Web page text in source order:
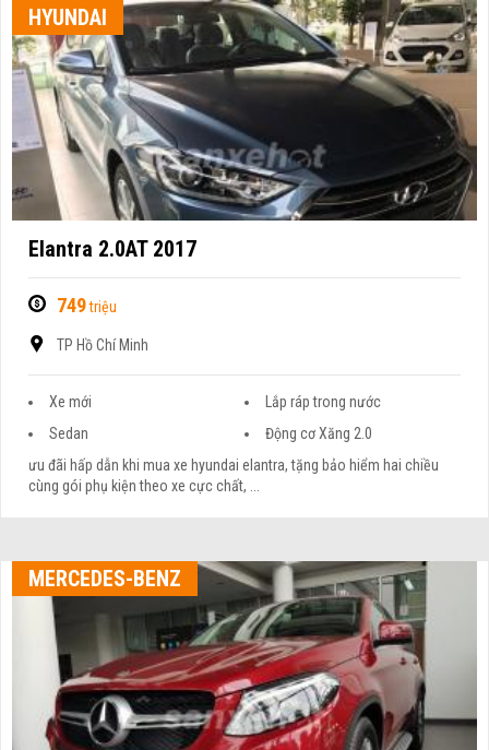
HYUNDAI
Elantra 2.0AT 2017
749triệu
TP Hồ Chí Minh
Xe mới
Lắp ráp trong nước
Sedan
Động cơ Xăng 2.0
ưu đãi hấp dẫn khi mua xe hyundai elantra, tặng bảo hiểm hai chiều
cùng gói phụ kiện theo xe cực chất, ...
MERCEDES-BENZ